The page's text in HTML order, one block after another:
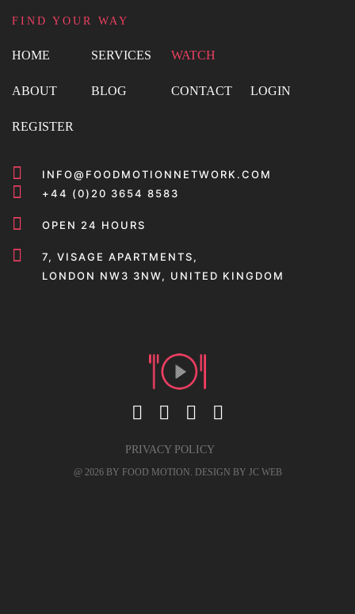
FIND YOUR WAY
HOME SERVICES WATCH
ABOUT BLOG CONTACT LOGIN
REGISTER
INFO@FOODMOTIONNETWORK.COM
+44 (0)20 3654 8583
OPEN 24 HOURS
7, VISAGE APARTMENTS,
LONDON NW3 3NW, UNITED KINGDOM
PRIVACY POLICY
@ 2026 BY FOOD MOTION. DESIGN BY JC WEB